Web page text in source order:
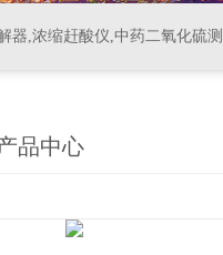
器,浓缩赶酸仪,中药二氧化硫
品中心